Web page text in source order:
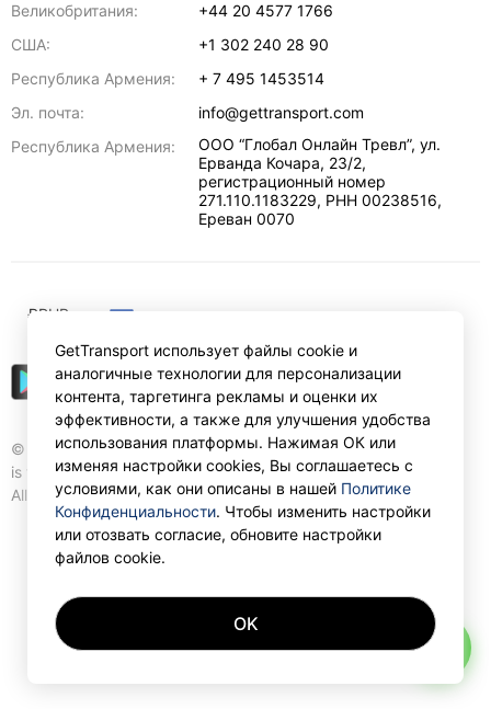
Великобритания:
+44 20 4577 1766
США:
+1 302 240 28 90
Республика Армения:
+ 7 495 1453514
Эл. почта:
info@gettransport.com
Республика Армения:
ООО “Глобал Онлайн Тревл”, ул.
Ерванда Кочара, 23/2,
регистрационный номер
271.110.1183229, РНН 00238516,
Ереван 0070
© Gettransport International Limited. GetTransport®
is trademark of Gettransport International Limited.
All rights reserved.
₽RUB
GetTransport использует файлы cookie и
аналогичные технологии для персонализации
контента, таргетинга рекламы и оценки их
эффективности, а также для улучшения удобства
использования платформы. Нажимая ОК или
изменяя настройки cookies, Вы соглашаетесь с
условиями, как они описаны в нашей Политике
Конфиденциальности. Чтобы изменить настройки
или отозвать согласие, обновите настройки
файлов cookie.
OK
AI